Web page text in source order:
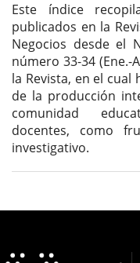
Este índice
publicados en la
Negocios desde el
número 33-34 (Ene.-
la Revista, en el
de la producción
comunidad
docentes, como
investigativo.
Detalles